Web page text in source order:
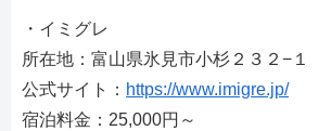
・イミグレ
所在地：富山県氷見市小杉２３２−１
公式サイト： https://www.imigre.jp/
宿泊料金：25,000円～